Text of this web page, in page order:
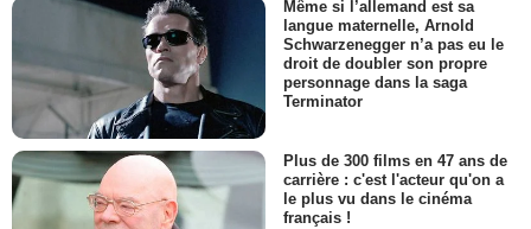
Même si l’allemand est sa
langue maternelle, Arnold
Schwarzenegger n’a pas eu le
droit de doubler son propre
personnage dans la saga
Terminator
Plus de 300 films en 47 ans de
carrière : c'est l'acteur qu'on a
le plus vu dans le cinéma
français !